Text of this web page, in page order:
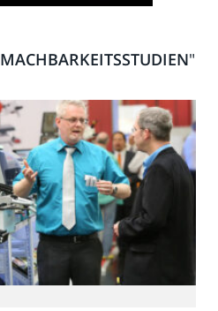
MACHBARKEITSSTUDIEN"